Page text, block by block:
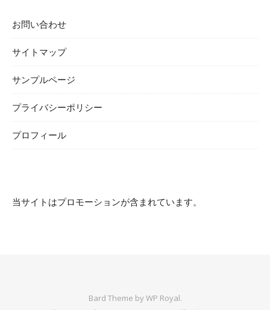
お問い合わせ
サイトマップ
サンプルページ
プライバシーポリシー
プロフィール
当サイトはプロモーションが含まれています。
Bard Theme byWP Royal.